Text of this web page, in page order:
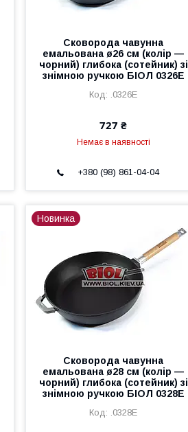
Сковорода чавунна
емальована ø26 см (колір —
чорний) глибока (сотейник) зі
знімною ручкою БІОЛ 0326E
.0326E
727 ₴
Немає в наявності
+380 (98) 861-04-04
Новинка
Сковорода чавунна
емальована ø28 см (колір —
чорний) глибока (сотейник) зі
знімною ручкою БІОЛ 0328E
.0328E